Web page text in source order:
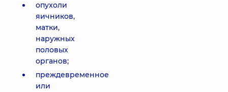
опухоли
яичников,
матки,
наружных
половых
органов;
преждевременное
или